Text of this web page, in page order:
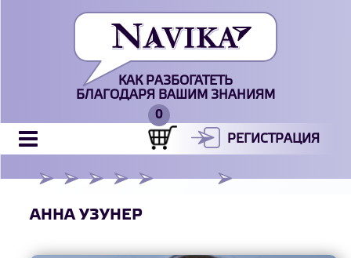
КАК РАЗБОГАТЕТЬ
БЛАГОДАРЯ ВАШИМ ЗНАНИЯМ
РЕГИСТРАЦИЯ
АННА УЗУНЕР